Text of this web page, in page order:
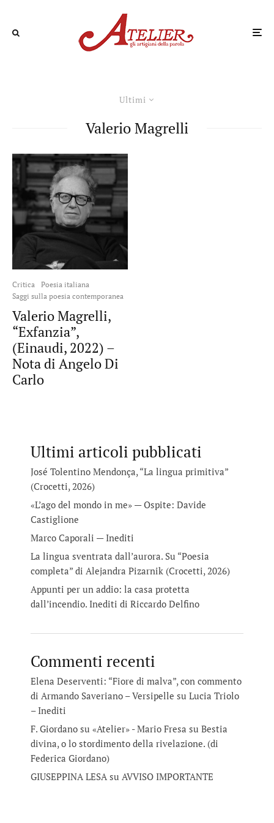
Ultimi
Valerio Magrelli
Critica
Poesia italiana
Saggi sulla poesia contemporanea
Valerio Magrelli,
“Exfanzia”,
(Einaudi, 2022) –
Nota di Angelo Di
Carlo
Ultimi articoli pubblicati
José Tolentino Mendonça, “La lingua primitiva”
(Crocetti, 2026)
«L’ago del mondo in me» — Ospite: Davide
Castiglione
Marco Caporali — Inediti
La lingua sventrata dall’aurora. Su “Poesia
completa” di Alejandra Pizarnik (Crocetti, 2026)
Appunti per un addio: la casa protetta
dall’incendio. Inediti di Riccardo Delfino
Commenti recenti
Elena Deserventi: “Fiore di malva”, con commento
di Armando Saveriano – Versipelle su Lucia Triolo
– Inediti
F. Giordano su «Atelier» - Mario Fresa su Bestia
divina, o lo stordimento della rivelazione. (di
Federica Giordano)
GIUSEPPINA LESAsu AVVISO IMPORTANTE